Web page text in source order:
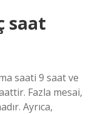
saat
saati 9 saat ve
Fazla mesai,
Ayrıca,